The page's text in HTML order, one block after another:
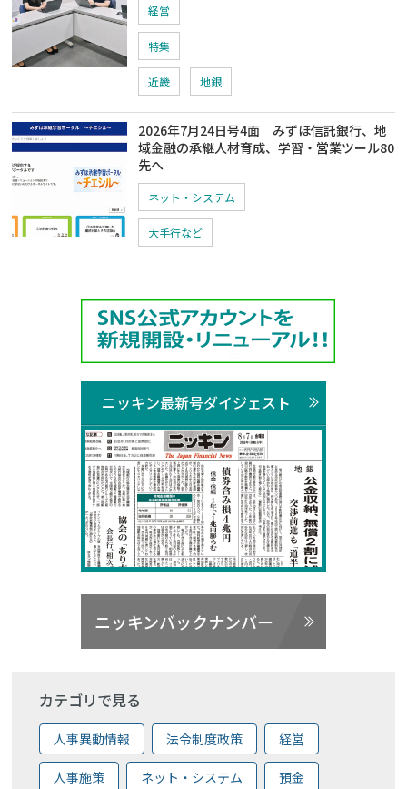
経営
特集
近畿 地銀
2026年7月24日号4面 みずほ信託銀行、地
域金融の承継人材育成、学習・営業ツール80
先へ
ネット・システム
大手行など
ニッキン最新号ダイジェスト
ニッキンバックナンバー
カテゴリで見る
人事異動情報 法令制度政策 経営
人事施策 ネット・システム 預金